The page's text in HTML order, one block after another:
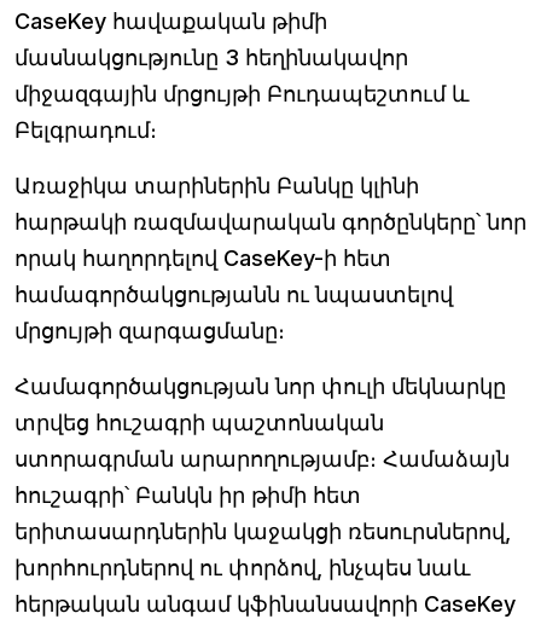
CaseKey հավաքական թիմի
մասնակցությունը 3 հեղինակավոր
միջազգային մրցույթի Բուդապեշտում և
Բելգրադում։
Առաջիկա տարիներին Բանկը կլինի
հարթակի ռազմավարական գործընկերը՝ նոր
որակ հաղորդելով CaseKey-ի հետ
համագործակցությանն ու նպաստելով
մրցույթի զարգացմանը։
Համագործակցության նոր փուլի մեկնարկը
տրվեց հուշագրի պաշտոնական
ստորագրման արարողությամբ։ Համաձայն
հուշագրի՝ Բանկն իր թիմի հետ
երիտասարդներին կաջակցի ռեսուրսներով,
խորհուրդներով ու փորձով, ինչպես նաև
հերթական անգամ կֆինանսավորի CaseKey